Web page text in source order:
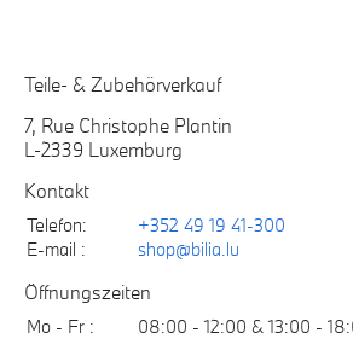
Teile- & Zubehörverkauf
7, Rue Christophe Plantin
L-2339 Luxemburg
Kontakt
Telefon:
+352 49 19 41-300
E-mail :
shop@bilia.lu
Öffnungszeiten
Mo - Fr : 08:00 - 12:00 & 13:00 -